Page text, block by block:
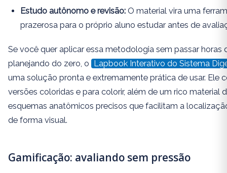
Estudo autônomo e revisão: O material vira uma
prazerosa para o próprio aluno estudar antes de
Se você quer aplicar essa metodologia sem passar horas
planejando do zero, o Lapbook Interativo do Sistema
uma solução pronta e extremamente prática de usar. Ele
versões coloridas e para colorir, além de um rico material
esquemas anatômicos precisos que facilitam a
de forma visual.
Gamificação: avaliando sem pressão